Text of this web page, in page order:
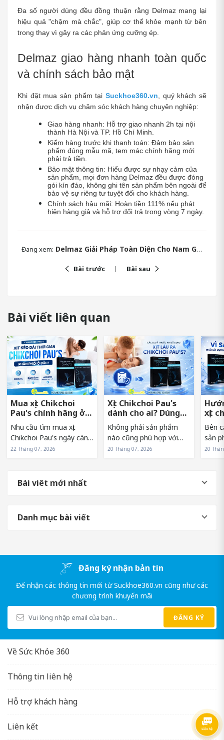
Đa số người dùng đều đồng thuận rằng Delmaz mang lại
hiệu quả "chậm mà chắc", giúp cơ thể khỏe mạnh từ bên
trong thay vì gây ra các phản ứng cưỡng ép.
Delmaz giao hàng nhanh toàn quốc
và chính sách bảo mật
Khi đặt mua sản phẩm tại Suckhoe360.vn , quý khách sẽ
nhận được dịch vụ chăm sóc khách hàng chuyên nghiệp:
Giao hàng nhanh: Hỗ trợ giao nhanh 2h tại nội
thành Hà Nội và TP. Hồ Chí Minh.
Kiểm hàng trước khi thanh toán: Đảm bảo sản
phẩm đúng mẫu mã, tem mác chính hãng mới
phải trả tiền.
Bảo mật thông tin: Hiểu được sự nhạy cảm của
sản phẩm, mọi đơn hàng Delmaz đều được đóng
gói kín đáo, không ghi tên sản phẩm bên ngoài để
bảo vệ sự riêng tư tuyệt đối cho khách hàng.
Chính sách hậu mãi: Hoàn tiền 111% nếu phát
hiện hàng giả và hỗ trợ đổi trả trong vòng 7 ngày.
Đang xem: Delmaz Giải Pháp Toàn Diện Cho Nam Giới Suy Giảm Sinh Lý
Bài trước Bài sau
Bài viết liên quan
Mua xịt Chikchoi
Pau's chính hãng ở
đâu tránh hàng giả?
Nhu cầu tìm mua xịt
Chikchoi Pau's ngày càng
tăng khiến sản phẩm
nhiên, điều này cũng
22 Tháng 07, 2026
Xịt Chikchoi Pau's
dành cho ai? Dùng
có nóng rát không?
Không phải sản phẩm
nào cũng phù hợp với
mọi đối tượng. Vì vậy,
20 Tháng 07, 2026
xịt
sớm
Bên
sản
sử
và
20
Bài viêt mới nhất
Danh mục bài viết
Đăng ký nhận bản tin
Đế nhận các thông tin mới từ Suckhoe360.vn cũng như các
chương trình khuyến mãi
ĐĂNG KÝ
Về Sức Khỏe 360
Thông tin liên hệ
Hỗ trợ khách hàng
Liên kết